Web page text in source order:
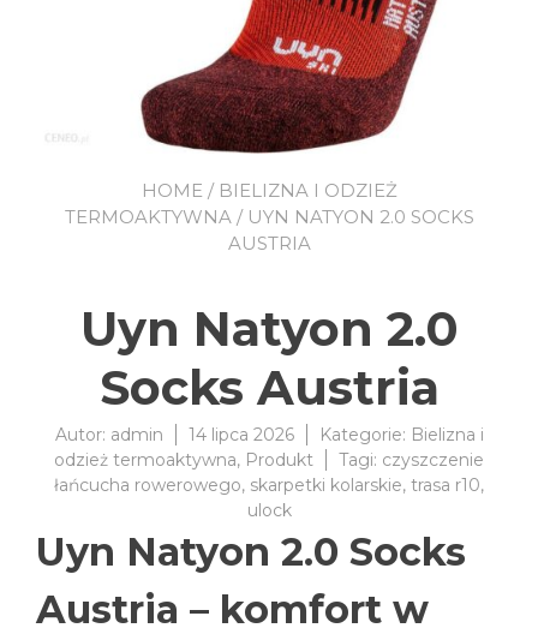
HOME/ BIELIZNA I ODZIEŻ
TERMOAKTYWNA/ UYN NATYON 2.0 SOCKS
AUSTRIA
Uyn Natyon 2.0
Socks Austria
Autor: admin 14 lipca 2026 Kategorie: Bielizna i
odzież termoaktywna, Produkt Tagi: czyszczenie
łańcucha rowerowego, skarpetki kolarskie, trasa r10,
ulock
Uyn Natyon 2.0 Socks
Austria – komfort w